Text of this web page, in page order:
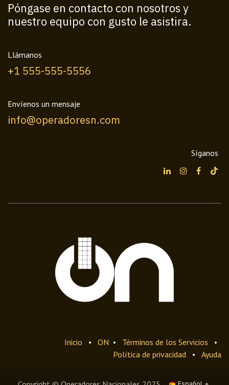
Póngase en contacto con nosotros y
nuestro equipo con gusto le asistira.
Llámanos
+1 555-555-5556
Envíenos un mensaje
info@operadoresn.com
Síganos
Inicio • ON • Términos de los Servicios
•
Política de privacidad
• Ayuda